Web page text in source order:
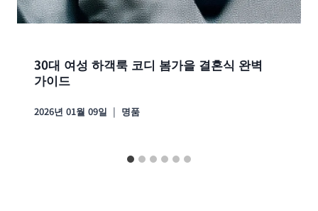
30대 여성 하객룩 코디 봄가을 결혼식 완벽
가이드
2026년 01월 09일 명품